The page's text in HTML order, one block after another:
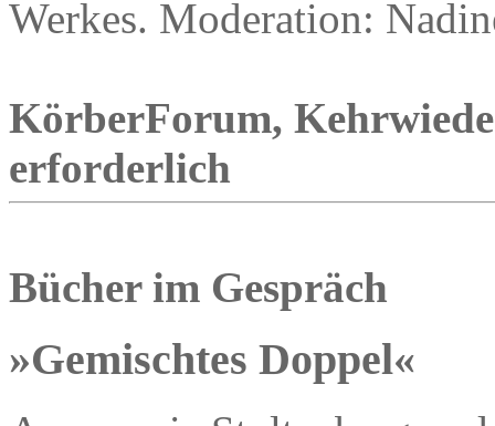
Werkes. Moderation:
KörberForum,
erforderlich
Bücher im Gespräch
»Gemischtes Doppel«